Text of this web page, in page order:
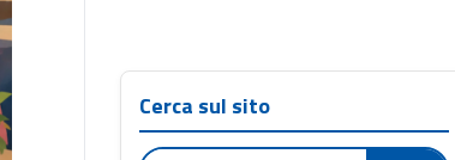
Cerca sul sito